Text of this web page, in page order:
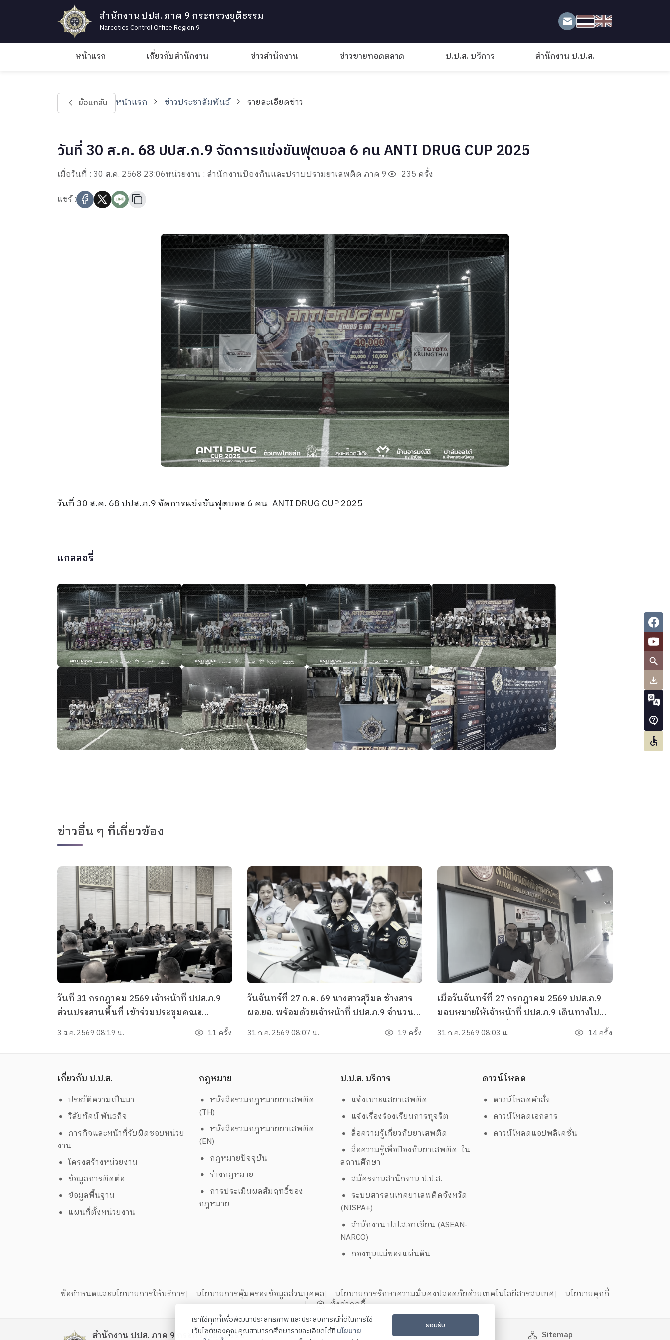
สำนักงาน ปปส. ภาค 9 กระทรวงยุติธรรม
Narcotics Control Office Region 9
หน้าแรก เกี่ยวกับสำนักงาน ข่าวสำนักงาน ข่าวขายทอดตลาด ป.ป.ส. บริการ สำนักงาน ป.ป.ส.
ย้อนกลับ หน้าแรก ข่าวประชาสัมพันธ์ รายละเอียดข่าว
วันที่ 30 ส.ค. 68 ปปส.ภ.9 จัดการแข่งขันฟุตบอล 6 คน ANTI DRUG CUP 2025
เมื่อวันที่ : 30 ส.ค. 2568 23:06หน่วยงาน : สำนักงานป้องกันและปราบปรามยาเสพติด ภาค 9
235 ครั้ง
แชร์ :
วันที่ 30 ส.ค. 68 ปปส.ภ.9 จัดการแข่งขันฟุตบอล 6 คน ANTI DRUG CUP 2025
แกลลอรี่
ข่าวอื่น ๆ ที่เกี่ยวข้อง
วันที่ 31 กรกฎาคม 2569 เจ้าหน้าที่ ปปส.ภ.9
ส่วนประสานพื้นที่ เข้าร่วมประชุมคณะ
กรรมการอำนวยการป้องกันและปราบปรามยา
เรียบร้อยจังหวัดนราธิวาส โดยมีนายบุญช่วย
หอมยามเย็น ผู้ว่าราชการจังหวัดนราธิวาส เป็น
ประธาน
3 ส.ค. 2569 08:19 น. 11 ครั้ง
วันจันทร์ที่ 27 ก.ค. 69 นางสาวสุวิมล ช้างสาร
ผอ.ยอ. พร้อมด้วยเจ้าหน้าที่ ปปส.ภ.9 จำนวน 2
นาย เข้าร่วมประชุมคณะกรรมการศูนย์อำนวย
รัษฎา ชั้น 5 ศาลากลางจังหวัดตรังโดยมี พันจา
โทอนันต์ บุญสำราญ รองผู้ว่าราชการจังหวัด
ตรัง เป็นประธาน
31 ก.ค. 2569 08:07 น. 19 ครั้ง
เมื่อวันจันทร์ที่ 27 กรกฎาคม 2569 ปปส.ภ.9
มอบหมายให้เจ้าหน้าที่ ปปส.ภ.9 เดินทางไป
ปฏิบัติราชการ ณ พื้นที่จังหวัดปัตตานี และ
31 ก.ค. 2569 08:03 น. 14 ครั้ง
เกี่ยวกับ ป.ป.ส.
ประวัติความเป็นมา
วิสัยทัศน์ พันธกิจ
ภารกิจและหน้าที่รับผิดชอบหน่วย
งาน
โครงสร้างหน่วยงาน
ข้อมูลการติดต่อ
ข้อมูลพื้นฐาน
แผนที่ตั้งหน่วยงาน
กฎหมาย
หนังสือรวมกฎหมายยาเสพติด
(TH)
หนังสือรวมกฎหมายยาเสพติด
(EN)
กฎหมายปัจจุบัน
ร่างกฎหมาย
การประเมินผลสัมฤทธิ์ของ
กฎหมาย
ป.ป.ส. บริการ
แจ้งเบาะแสยาเสพติด
แจ้งเรื่องร้องเรียนการทุจริต
สื่อความรู้เกี่ยวกับยาเสพติด
สื่อความรู้เพื่อป้องกันยาเสพติด ใน
สถานศึกษา
สมัครงานสำนักงาน ป.ป.ส.
ระบบสารสนเทศยาเสพติดจังหวัด
(NISPA+)
สำนักงาน ป.ป.ส.อาเซียน (ASEAN-
NARCO)
กองทุนแม่ของแผ่นดิน
ดาวน์โหลด
ดาวน์โหลดคำสั่ง
ดาวน์โหลดเอกสาร
ดาวน์โหลดแอปพลิเคชั่น
ข้อกำหนดและนโยบายการให้บริการ นโยบายการคุ้มครองข้อมูลส่วนบุคคล นโยบายการรักษาความมั่นคงปลอดภัยด้วยเทคโนโลยีสารสนเทศ
นโยบายคุกกี้
ตั้งค่าคุกกี้
สำนักงาน ปปส. ภาค 9 กระทรวงยุติธรรม Sitemap
เราใช้คุกกี้เพื่อพัฒนาประสิทธิภาพ และประสบการณ์ที่ดีในการใช้
เว็บไซต์ของคุณ คุณสามารถศึกษารายละเอียดได้ที่ นโยบาย
ยอมรับ